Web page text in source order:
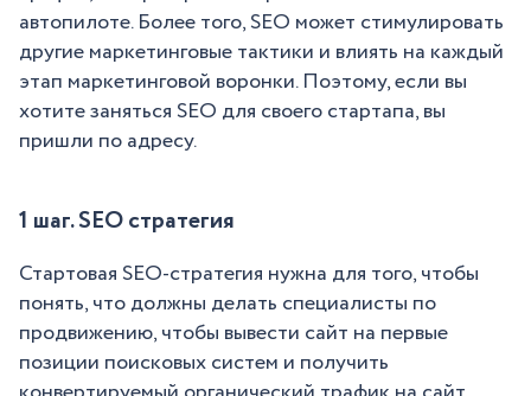
автопилоте. Более того, SEO может стимулировать
другие маркетинговые тактики и влиять на каждый
этап маркетинговой воронки. Поэтому, если вы
хотите заняться SEO для своего стартапа, вы
пришли по адресу.
1 шаг. SEO стратегия
Стартовая SEO-стратегия нужна для того, чтобы
понять, что должны делать специалисты по
продвижению, чтобы вывести сайт на первые
позиции поисковых систем и получить